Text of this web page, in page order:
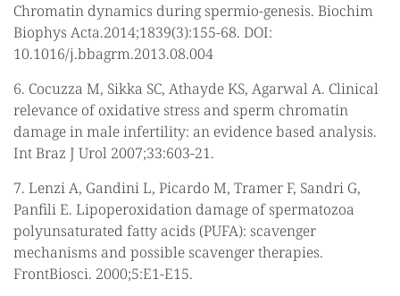
Chromatin dynamics during spermio-genesis. Biochim
Biophys Acta.2014;1839(3):155-68. DOI:
10.1016/j.bbagrm.2013.08.004
6. Cocuzza M, Sikka SC, Athayde KS, Agarwal A. Clinical
relevance of oxidative stress and sperm chromatin
damage in male infertility: an evidence based analysis.
Int Braz J Urol 2007;33:603-21.
7. Lenzi A, Gandini L, Picardo M, Tramer F, Sandri G,
Panfili E. Lipoperoxidation damage of spermatozoa
polyunsaturated fatty acids (PUFA): scavenger
mechanisms and possible scavenger therapies.
FrontBiosci. 2000;5:E1-E15.